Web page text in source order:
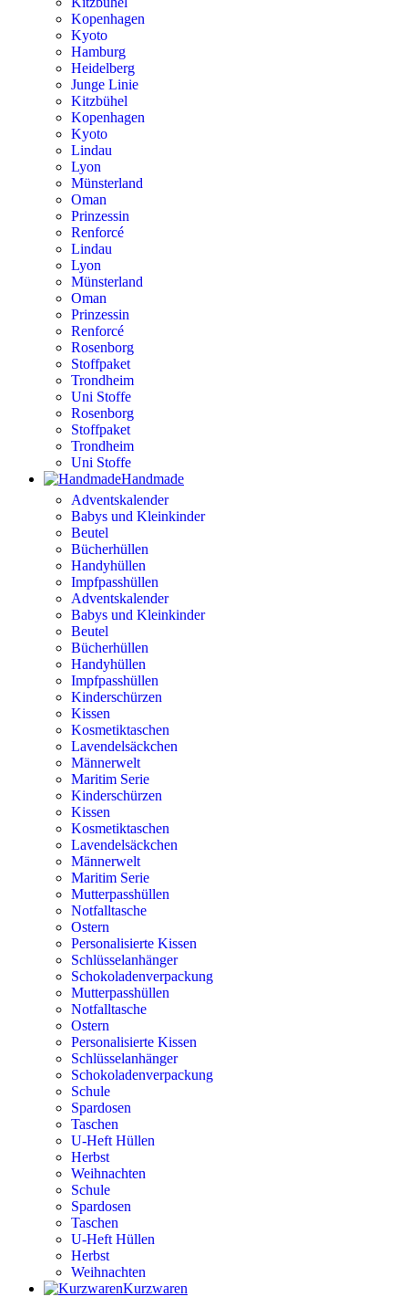
Kopenhagen
Kyoto
Hamburg
Heidelberg
Junge Linie
Kitzbühel
Kopenhagen
Kyoto
Lindau
Lyon
Münsterland
Oman
Prinzessin
Renforcé
Lindau
Lyon
Münsterland
Oman
Prinzessin
Renforcé
Rosenborg
Stoffpaket
Trondheim
Uni Stoffe
Rosenborg
Stoffpaket
Trondheim
Uni Stoffe
Handmade
Adventskalender
Babys und Kleinkinder
Beutel
Bücherhüllen
Handyhüllen
Impfpasshüllen
Adventskalender
Babys und Kleinkinder
Beutel
Bücherhüllen
Handyhüllen
Impfpasshüllen
Kinderschürzen
Kissen
Kosmetiktaschen
Lavendelsäckchen
Männerwelt
Maritim Serie
Kinderschürzen
Kissen
Kosmetiktaschen
Lavendelsäckchen
Männerwelt
Maritim Serie
Mutterpasshüllen
Notfalltasche
Ostern
Personalisierte Kissen
Schlüsselanhänger
Schokoladenverpackung
Mutterpasshüllen
Notfalltasche
Ostern
Personalisierte Kissen
Schlüsselanhänger
Schokoladenverpackung
Schule
Spardosen
Taschen
U-Heft Hüllen
Herbst
Weihnachten
Schule
Spardosen
Taschen
U-Heft Hüllen
Herbst
Weihnachten
Kurzwaren